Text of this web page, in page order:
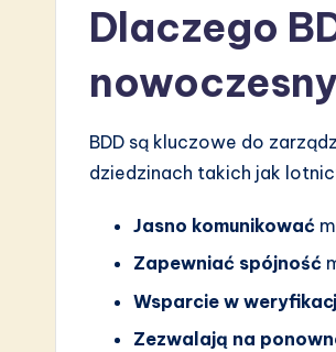
Dlaczego
BDD są kluczowe do
dziedzinach takich jak
Jasno komunikować
Zapewniać spójność
Wsparcie w
Zezwalają na